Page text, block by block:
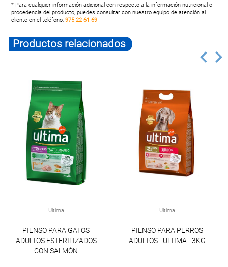
* Para cualquier información adicional con respecto a la información nutricional o
procedencia del producto, puedes consultar con nuestro equipo de atención al
cliente en el teléfono:975 22 61 69
Productos relacionados
Ultima
PIENSO PARA GATOS
ADULTOS ESTERILIZADOS
CON SALMÓN
Ultima
PIENSO PARA PERROS
ADULTOS - ULTIMA - 3KG